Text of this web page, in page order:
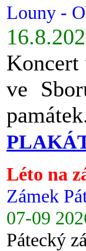
Louny -
Koncert
ve
Léto na
Zámek
07-09
Pátecký